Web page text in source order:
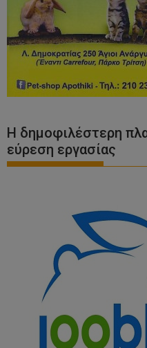
Η δημοφιλέστερη
εύρεση εργασίας